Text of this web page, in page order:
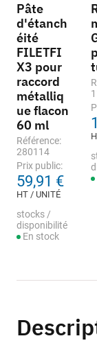
Pâte
d'étanch
éité
FILETFI
X3 pour
raccord
métalliq
ue flacon
60 ml
Référence:
280114
Prix public:
59,91 €
HT / UNITÉ
stocks /
disponibilité
En stock